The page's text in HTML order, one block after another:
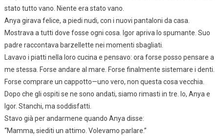
stato tutto vano. Niente era stato vano.
Anya girava felice, a piedi nudi, con i nuovi pantaloni da casa.
Mostrava a tutti dove fosse ogni cosa. Igor apriva lo spumante. Suo
padre raccontava barzellette nei momenti sbagliati.
Lavavo i piatti nella loro cucina e pensavo: ora forse posso pensare a
me stessa. Forse andare al mare. Forse finalmente sistemare i denti.
Forse comprare un cappotto—uno vero, non questa cosa vecchia.
Dopo che gli ospiti se ne sono andati, siamo rimasti in tre. Io, Anya e
Igor. Stanchi, ma soddisfatti.
Stavo già per andarmene quando Anya disse:
“Mamma, siediti un attimo. Volevamo parlare.”